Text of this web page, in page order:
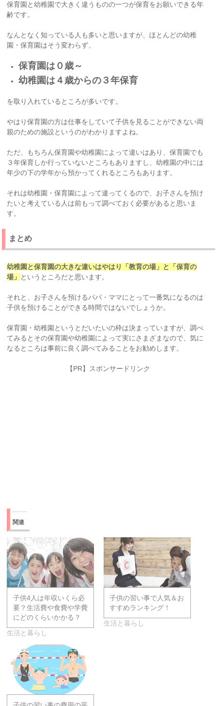
保育園と幼稚園で大きく違うものの一つが保育をお願いできる年
齢です。
なんとなく知っている人も多いと思いますが、ほとんどの幼稚
園・保育園はそう変わらず、
保育園は０歳～
幼稚園は４歳からの３年保育
を取り入れているところが多いです。
やはり保育園の方は仕事をしていて子供を見ることができない両
親のための施設というのがわかりますよね。
ただ、もちろん保育園や幼稚園によって違いはあり、保育園でも
３年保育しか行っていないところもありますし、幼稚園の中には
年少の下の学年から預かってくれるところもあります。
それは幼稚園・保育園によって違ってくるので、お子さんを預け
たいと考えている人は前もって調べておく必要があると思いま
す。
まとめ
幼稚園と保育園の大きな違いはやはり「教育の場」と「保育の
場」 というところだと思います。
それと、お子さんを預けるパパ・ママにとって一番気になるのは
子供を預けることができる時間ではないでしょうか。
保育園・幼稚園というとだいたいの枠は決まっていますが、調べ
てみるとその保育園や幼稚園によって実にさまざまなので、気に
なるところは事前に良く調べてみることをお勧めします。
【PR】スポンサードリンク
関連
子供4人は年収いくら必
要？生活費や食費や学費
にどのくらいかかる？
生活と暮らし
子供の習い事で人気＆お
すすめランキング！
生活と暮らし